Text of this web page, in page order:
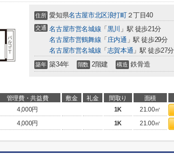
住所 愛知県名古屋市北区浪打町２丁目40
交通 名古屋市営名城線 「 黒川 」駅 徒歩21分
名古屋市営鶴舞線 「 庄内通 」駅 徒歩29分
名古屋市営名城線 「 志賀本通 」駅 徒歩27分
築年 築34年 階数 2階建 構造 鉄骨造
管理費・共益費 敷金 礼金 間取り 面積
4,000円 1K 21.00㎡
4,000円 1K 21.00㎡